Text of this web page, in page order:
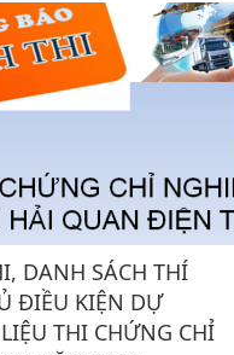
DANH SÁCH THÍ
ĐIỀU KIỆN DỰ
THI CHỨNG CHỈ